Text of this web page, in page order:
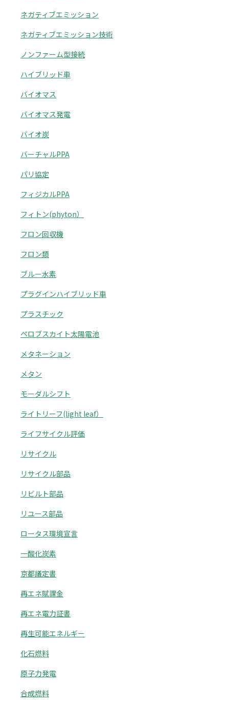
ネガティブエミッション
ネガティブエミッション技術
ノンファーム型接続
ハイブリッド車
バイオマス
バイオマス発電
バイオ炭
バーチャルPPA
パリ協定
フィジカルPPA
フィトン(phyton）
フロン回収機
フロン類
ブルー水素
プラグインハイブリッド車
プラスチック
ペロブスカイト太陽電池
メタネーション
メタン
モーダルシフト
ライトリーフ(light leaf）
ライフサイクル評価
リサイクル
リサイクル部品
リビルト部品
リユース部品
ロータス環境宣言
一酸化炭素
京都議定書
再エネ賦課金
再エネ電力証書
再生可能エネルギー
化石燃料
原子力発電
合成燃料